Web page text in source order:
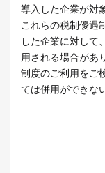
導入した企業が対
これらの税制優遇
した企業に対して
用される場合があ
制度のご利用をご
ては併用ができな